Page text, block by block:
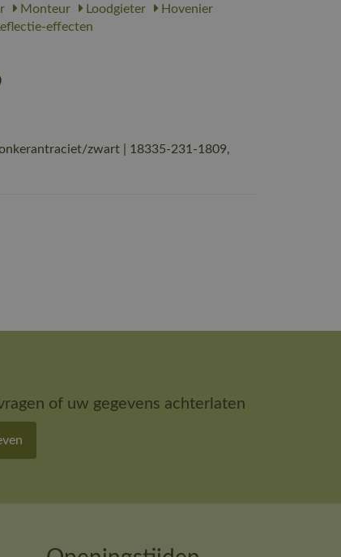
Monteur Loodgieter
Hovenier
effecten
zwart | 18335-231-1809,
of uw gegevens achterlaten